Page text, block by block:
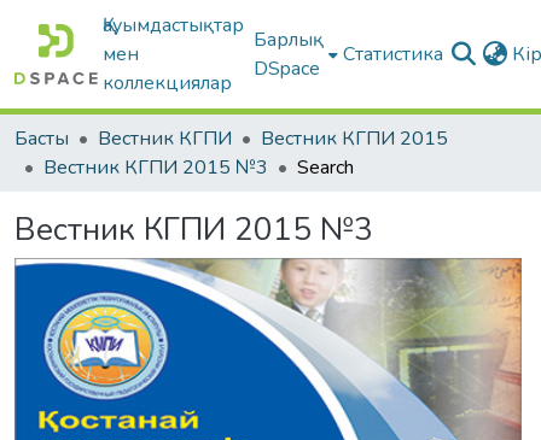
Қауымдастықтар
мен
коллекциялар
Барлық
DSpace
Статистика
Басты Вестник КГПИ
Вестник КГПИ 2015
Вестник КГПИ 2015 №3
Search
Вестник КГПИ 2015 №3